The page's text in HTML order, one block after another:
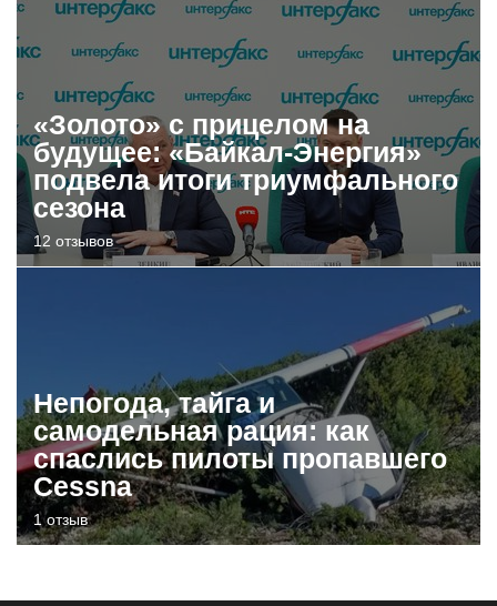
«Золото» с прицелом на
будущее: «Байкал-Энергия»
подвела итоги триумфального
сезона
12 отзывов
Непогода, тайга и
самодельная рация: как
спаслись пилоты пропавшего
Cessna
1 отзыв